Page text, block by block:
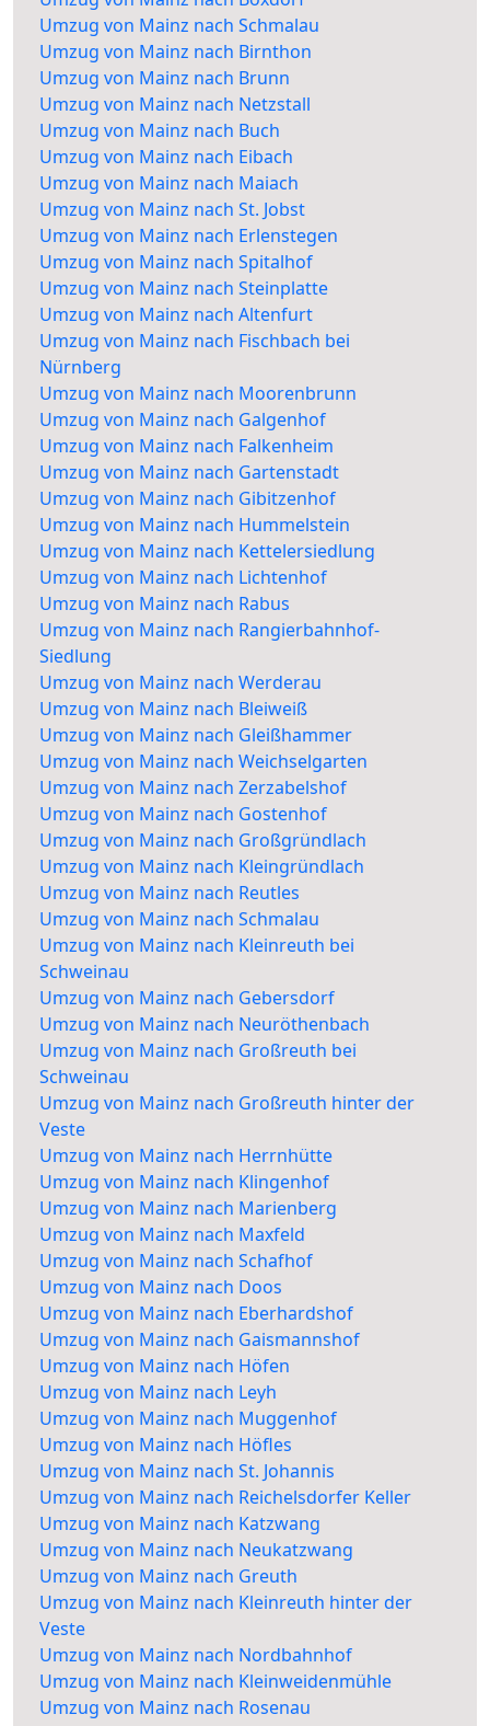
Umzug von Mainz nach Schmalau
Umzug von Mainz nach Birnthon
Umzug von Mainz nach Brunn
Umzug von Mainz nach Netzstall
Umzug von Mainz nach Buch
Umzug von Mainz nach Eibach
Umzug von Mainz nach Maiach
Umzug von Mainz nach St. Jobst
Umzug von Mainz nach Erlenstegen
Umzug von Mainz nach Spitalhof
Umzug von Mainz nach Steinplatte
Umzug von Mainz nach Altenfurt
Umzug von Mainz nach Fischbach bei
Nürnberg
Umzug von Mainz nach Moorenbrunn
Umzug von Mainz nach Galgenhof
Umzug von Mainz nach Falkenheim
Umzug von Mainz nach Gartenstadt
Umzug von Mainz nach Gibitzenhof
Umzug von Mainz nach Hummelstein
Umzug von Mainz nach Kettelersiedlung
Umzug von Mainz nach Lichtenhof
Umzug von Mainz nach Rabus
Umzug von Mainz nach Rangierbahnhof-
Siedlung
Umzug von Mainz nach Werderau
Umzug von Mainz nach Bleiweiß
Umzug von Mainz nach Gleißhammer
Umzug von Mainz nach Weichselgarten
Umzug von Mainz nach Zerzabelshof
Umzug von Mainz nach Gostenhof
Umzug von Mainz nach Großgründlach
Umzug von Mainz nach Kleingründlach
Umzug von Mainz nach Reutles
Umzug von Mainz nach Schmalau
Umzug von Mainz nach Kleinreuth bei
Schweinau
Umzug von Mainz nach Gebersdorf
Umzug von Mainz nach Neuröthenbach
Umzug von Mainz nach Großreuth bei
Schweinau
Umzug von Mainz nach Großreuth hinter der
Veste
Umzug von Mainz nach Herrnhütte
Umzug von Mainz nach Klingenhof
Umzug von Mainz nach Marienberg
Umzug von Mainz nach Maxfeld
Umzug von Mainz nach Schafhof
Umzug von Mainz nach Doos
Umzug von Mainz nach Eberhardshof
Umzug von Mainz nach Gaismannshof
Umzug von Mainz nach Höfen
Umzug von Mainz nach Leyh
Umzug von Mainz nach Muggenhof
Umzug von Mainz nach Höfles
Umzug von Mainz nach St. Johannis
Umzug von Mainz nach Reichelsdorfer Keller
Umzug von Mainz nach Katzwang
Umzug von Mainz nach Neukatzwang
Umzug von Mainz nach Greuth
Umzug von Mainz nach Kleinreuth hinter der
Veste
Umzug von Mainz nach Nordbahnhof
Umzug von Mainz nach Kleinweidenmühle
Umzug von Mainz nach Rosenau